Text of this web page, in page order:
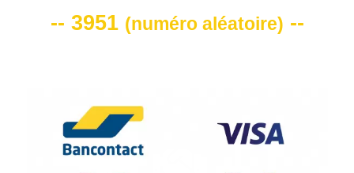
-- 3951 (numéro aléatoire) --